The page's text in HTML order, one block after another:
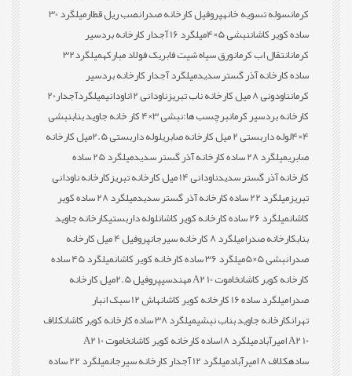
کرمانسوله تسویه خانهپروفیل کارخانه صدرانصب ریل قطار
میلگرد 30
ساده کویر کاشاننبشی 5×4
میلگرد 16 آجدار کارخانه بردسیر
کرمانانتقال اب کرمانورق سیاه شیت فابریک فولاد مبارکه
میلگرد32
ساده کارخانه آذر گستر سدیدمیلگرد آجدار کارخانه بردسیر
کرمانناودونی 8 میل کارخانه ناب تبریز ناودانی 12 ناودانی
میلگردآجدار20
کارخانه بردسیر کرمانبرچسب ها:نبشی 3×4 کار خانه جاوید بناب
نبشی
4×4 لوله داربستی 2 میل کارخانه صابری
لوله داربستی 2.5میل کارخانه
صابریمیلگرد 28 ساده کارخانه آذر گستر سدید
میلگرد 25 ساده
کارخانه آذر گستر سدیدناودانی 14 میل کارخانه تبریز
کارخانه ناودانی
تبریزمیلگرد 22 ساده کارخانه آذر گستر سدید
میلگرد 28 ساده کویر
کاشانمیلگرد 26 ساده کارخانه کویر کاشان لوله داربستیکارخانه جاوید
بنابکارخانه صدرامیلگرد 8 کارخانه سیرجان
پروفیل 4 میل کارخانه
صدرانبشی 5×5 میلگرد 36 ساده کارخانه کویر کاشان
میلگرد 45 ساده
کارخانه کویر کاشانخاموت 10 A2 مهندسی
پروفیل 2.5میل کارخانه
صدرامیلگرد ساده 16 کارخانه کویر کاشان
هاش 12 سبک انبار
تهرانکارخانه جاوید بناب نبشیمیلگرد 38 ساده کارخانه کویر کاشان
کلاف
10 A2 امیرآباد
میلگرد 18ساده کارخانه کویر کاشان
خاموت 10 A2
سادهکلاف 8 امیرآباد میلگرد 12 آجدار کارخانه سیرجان
میلگرد 22 ساده